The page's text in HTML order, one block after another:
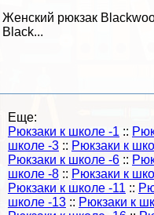
Женский рюкзак
Black...
Еще:
Рюкзаки к школе -1 ::
школе -3 :: Рюкзаки к
Рюкзаки к школе -6 ::
школе -8 :: Рюкзаки к
Рюкзаки к школе -11 ::
школе -13 :: Рюкзаки к